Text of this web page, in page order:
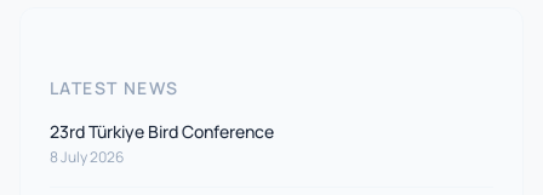
LATEST NEWS
23rd Türkiye Bird Conference
8 July 2026